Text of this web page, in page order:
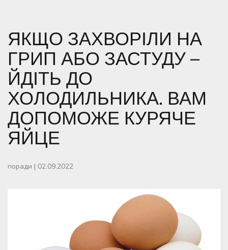
ЯКЩО ЗАХВОРІЛИ НА
ГРИП АБО ЗАСТУДУ –
ЙДІТЬ ДО
ХОЛОДИЛЬНИКА. ВАМ
ДОПОМОЖЕ КУРЯЧЕ
ЯЙЦЕ
поради | 02.09.2022